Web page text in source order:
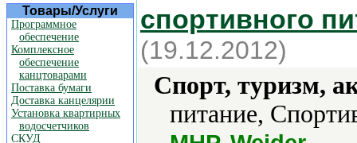
Товары/Услуги
Программное
обеспечение
Комплексное
обеспечение
канцтоварами
Поставка бумаги
Доставка канцелярии
Установка квартирных
водосчетчиков
СКУД
спортивного
(19.12.2012)
Спорт, туризм,
питание,